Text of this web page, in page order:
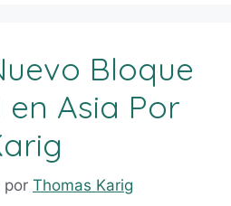
Bloque
Asia Por
por Thomas Karig